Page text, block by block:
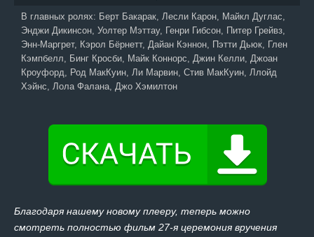
В главных ролях: Берт Бакарак, Лесли Карон, Майкл Дуглас,
Энджи Дикинсон, Уолтер Мэттау, Генри Гибсон, Питер Грейвз,
Энн-Маргрет, Кэрол Бёрнетт, Дайан Кэннон, Пэтти Дьюк, Глен
Кэмпбелл, Бинг Кросби, Майк Коннорс, Джин Келли, Джоан
Кроуфорд, Род МакКуин, Ли Марвин, Стив МакКуин, Ллойд
Хэйнс, Лола Фалана, Джо Хэмилтон
Благодаря нашему новому плееру, теперь можно
смотреть полностью фильм 27-я церемония вручения